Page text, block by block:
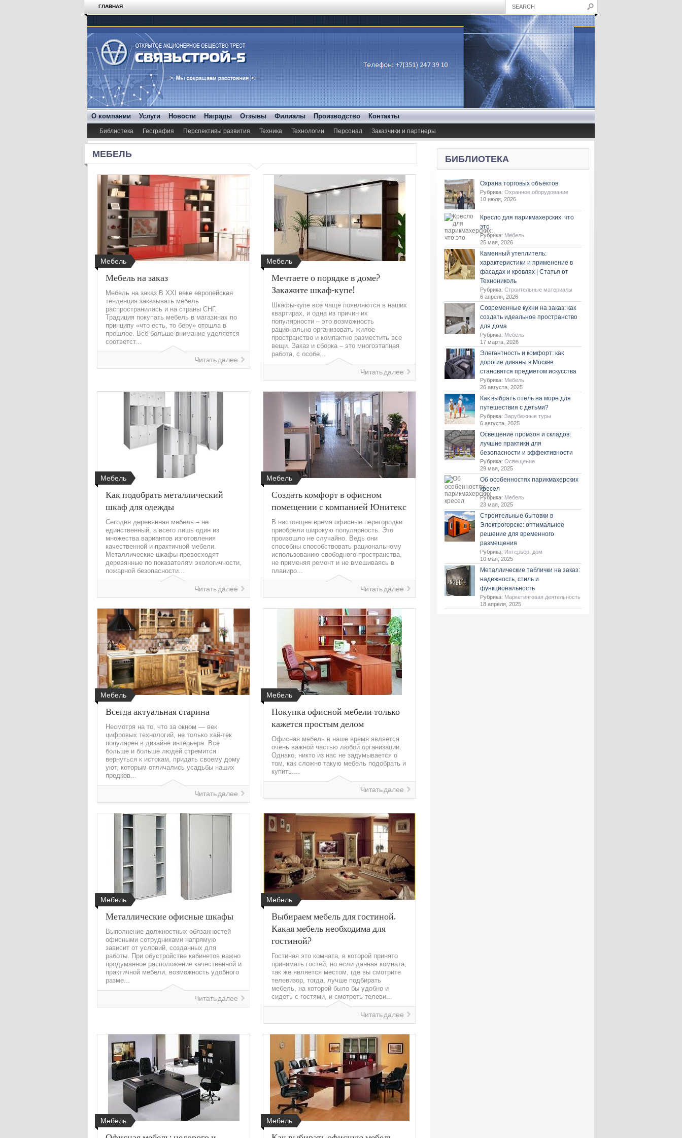
ГЛАВНАЯ
О компании Услуги Новости Награды Отзывы Филиалы Производство Контакты
Библиотека География Перспективы развития Техника Технологии Персонал Заказчики и партнеры
МЕБЕЛЬ
Мебель
Мебель на заказ
Мебель на заказ В XXI веке европейская
тенденция заказывать мебель
распространилась и на страны СНГ.
Традиция покупать мебель в магазинах по
принципу «что есть, то беру» отошла в
прошлое. Всё больше внимание уделяется
соответст...
Читать далее
Мебель
Мечтаете о порядке в доме?
Закажите шкаф-купе!
Шкафы-купе все чаще появляются в наших
квартирах, и одна из причин их
популярности – это возможность
рационально организовать жилое
пространство и компактно разместить все
вещи. Заказ и сборка – это многоэтапная
работа, с особе...
Читать далее
Мебель
Как подобрать металлический
шкаф для одежды
Сегодня деревянная мебель – не
единственный, а всего лишь один из
множества вариантов изготовления
качественной и практичной мебели.
Металлические шкафы превосходят
деревянные по показателям экологичности,
пожарной безопасности...
Читать далее
Мебель
Создать комфорт в офисном
помещении с компанией Юнитекс
В настоящее время офисные перегородки
приобрели широкую популярность. Это
произошло не случайно. Ведь они
способны способствовать рациональному
использованию свободного пространства,
не применяя ремонт и не вмешиваясь в
планиро...
Читать далее
Мебель
Всегда актуальная старина
Несмотря на то, что за окном — век
цифровых технологий, не только хай-тек
популярен в дизайне интерьера. Все
больше и больше людей стремится
вернуться к истокам, придать своему дому
уют, которым отличались усадьбы наших
предков...
Читать далее
Мебель
Покупка офисной мебели только
кажется простым делом
Офисная мебель в наше время является
очень важной частью любой организации.
Однако, никто из нас не задумывается о
том, как сложно такую мебель подобрать и
купить....
Читать далее
Мебель
Металлические офисные шкафы
Выполнение должностных обязанностей
офисными сотрудниками напрямую
зависит от условий, созданных для
работы. При обустройстве кабинетов важно
продуманное расположение качественной и
практичной мебели, возможность удобного
разме...
Читать далее
Мебель
Выбираем мебель для гостиной.
Какая мебель необходима для
гостиной?
Гостиная это комната, в которой принято
принимать гостей, но если данная комната,
так же является местом, где вы смотрите
телевизор, тогда, лучше подбирать
мебель, на которой было бы удобно и
сидеть с гостями, и смотреть телеви...
Читать далее
Мебель Мебель
БИБЛИОТЕКА
Охрана торговых объектов
Рубрика: Охранное оборудование
10 июля, 2026
Кресло для парикмахерских: что
это
Рубрика: Мебель
25 мая, 2026
Каменный утеплитель:
характеристики и применение в
фасадах и кровлях | Статья от
Технониколь
Рубрика: Строительные материалы
6 апреля, 2026
Современные кухни на заказ: как
создать идеальное пространство
для дома
Рубрика: Мебель
17 марта, 2026
Элегантность и комфорт: как
дорогие диваны в Москве
становятся предметом искусства
Рубрика: Мебель
26 августа, 2025
Как выбрать отель на море для
путешествия с детьми?
Рубрика: Зарубежные туры
6 августа, 2025
Освещение промзон и складов:
лучшие практики для
безопасности и эффективности
Рубрика: Освещение
29 мая, 2025
Об особенностях парикмахерских
кресел
Рубрика: Мебель
23 мая, 2025
Строительные бытовки в
Электрогорске: оптимальное
решение для временного
размещения
Рубрика: Интерьер, дом
10 мая, 2025
Металлические таблички на заказ:
надежность, стиль и
функциональность
Рубрика: Маркетинговая деятельность
18 апреля, 2025